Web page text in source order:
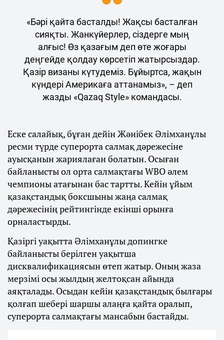
«Бәрі қайта басталды! Жақсы басталған
сияқты. Жанкүйерлер, сіздерге мың
алғыс! Өз қазағым деп өте жоғары
деңгейде қолдау көрсетіп жатырсыздар.
Қазір визаны күтудеміз. Бұйыртса, жақын
күндері Америкаға аттанамыз», – деп
жазды «Qazaq Style» командасы.
Еске салайық, бұған дейін Жәнібек Әлімханұлы
ресми түрде суперорта салмақ дәрежесіне
ауысқанын жариялаған болатын. Осыған
байланысты ол орта салмақтағы WBO әлем
чемпионы атағынан бас тартты. Кейін ұйым
қазақстандық боксшыны жаңа салмақ
дәрежесінің рейтингінде екінші орынға
орналастырды.
Қазіргі уақытта Әлімханұлы допингке
байланысты берілген уақытша
дисквалификациясын өтеп жатыр. Оның жаза
мерзімі осы жылдың желтоқсан айында
аяқталады. Осыдан кейін қазақстандық былғары
қолғап шебері шаршы алаңға қайта оралып,
суперорта салмақтағы мансабын бастайды.